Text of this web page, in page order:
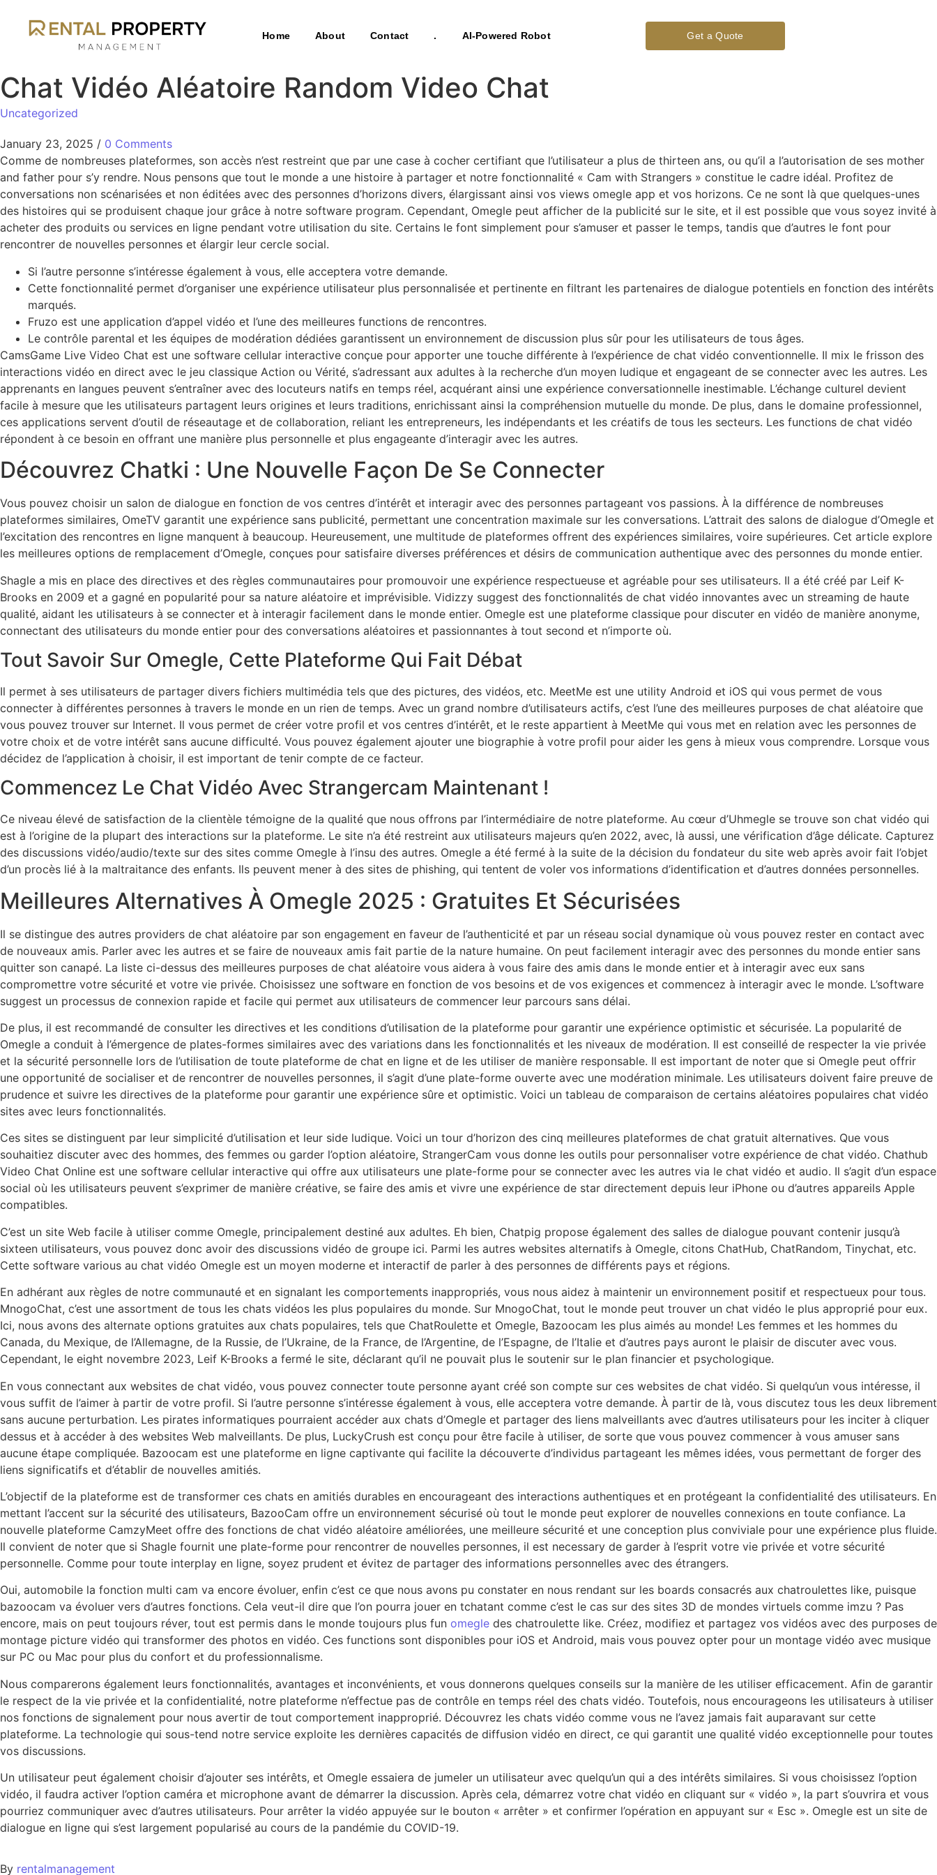
Home About Contact . AI-Powered Robot Get a Quote
Chat Vidéo Aléatoire Random Video Chat
Uncategorized
January 23, 2025 / 0 Comments
Comme de nombreuses plateformes, son accès n’est restreint que par une case à cocher certifiant que l’utilisateur a plus de thirteen ans, ou qu’il a l’autorisation de ses mother
and father pour s’y rendre. Nous pensons que tout le monde a une histoire à partager et notre fonctionnalité « Cam with Strangers » constitue le cadre idéal. Profitez de
conversations non scénarisées et non éditées avec des personnes d’horizons divers, élargissant ainsi vos views omegle app et vos horizons. Ce ne sont là que quelques-unes
des histoires qui se produisent chaque jour grâce à notre software program. Cependant, Omegle peut afficher de la publicité sur le site, et il est possible que vous soyez invité à
acheter des produits ou services en ligne pendant votre utilisation du site. Certains le font simplement pour s’amuser et passer le temps, tandis que d’autres le font pour
rencontrer de nouvelles personnes et élargir leur cercle social.
Si l’autre personne s’intéresse également à vous, elle acceptera votre demande.
Cette fonctionnalité permet d’organiser une expérience utilisateur plus personnalisée et pertinente en filtrant les partenaires de dialogue potentiels en fonction des intérêts
marqués.
Fruzo est une application d’appel vidéo et l’une des meilleures functions de rencontres.
Le contrôle parental et les équipes de modération dédiées garantissent un environnement de discussion plus sûr pour les utilisateurs de tous âges.
CamsGame Live Video Chat est une software cellular interactive conçue pour apporter une touche différente à l’expérience de chat vidéo conventionnelle. Il mix le frisson des
interactions vidéo en direct avec le jeu classique Action ou Vérité, s’adressant aux adultes à la recherche d’un moyen ludique et engageant de se connecter avec les autres. Les
apprenants en langues peuvent s’entraîner avec des locuteurs natifs en temps réel, acquérant ainsi une expérience conversationnelle inestimable. L’échange culturel devient
facile à mesure que les utilisateurs partagent leurs origines et leurs traditions, enrichissant ainsi la compréhension mutuelle du monde. De plus, dans le domaine professionnel,
ces applications servent d’outil de réseautage et de collaboration, reliant les entrepreneurs, les indépendants et les créatifs de tous les secteurs. Les functions de chat vidéo
répondent à ce besoin en offrant une manière plus personnelle et plus engageante d’interagir avec les autres.
Découvrez Chatki : Une Nouvelle Façon De Se Connecter
Vous pouvez choisir un salon de dialogue en fonction de vos centres d’intérêt et interagir avec des personnes partageant vos passions. À la différence de nombreuses
plateformes similaires, OmeTV garantit une expérience sans publicité, permettant une concentration maximale sur les conversations. L’attrait des salons de dialogue d’Omegle et
l’excitation des rencontres en ligne manquent à beaucoup. Heureusement, une multitude de plateformes offrent des expériences similaires, voire supérieures. Cet article explore
les meilleures options de remplacement d’Omegle, conçues pour satisfaire diverses préférences et désirs de communication authentique avec des personnes du monde entier.
Shagle a mis en place des directives et des règles communautaires pour promouvoir une expérience respectueuse et agréable pour ses utilisateurs. Il a été créé par Leif K-
Brooks en 2009 et a gagné en popularité pour sa nature aléatoire et imprévisible. Vidizzy suggest des fonctionnalités de chat vidéo innovantes avec un streaming de haute
qualité, aidant les utilisateurs à se connecter et à interagir facilement dans le monde entier. Omegle est une plateforme classique pour discuter en vidéo de manière anonyme,
connectant des utilisateurs du monde entier pour des conversations aléatoires et passionnantes à tout second et n’importe où.
Tout Savoir Sur Omegle, Cette Plateforme Qui Fait Débat
Il permet à ses utilisateurs de partager divers fichiers multimédia tels que des pictures, des vidéos, etc. MeetMe est une utility Android et iOS qui vous permet de vous
connecter à différentes personnes à travers le monde en un rien de temps. Avec un grand nombre d’utilisateurs actifs, c’est l’une des meilleures purposes de chat aléatoire que
vous pouvez trouver sur Internet. Il vous permet de créer votre profil et vos centres d’intérêt, et le reste appartient à MeetMe qui vous met en relation avec les personnes de
votre choix et de votre intérêt sans aucune difficulté. Vous pouvez également ajouter une biographie à votre profil pour aider les gens à mieux vous comprendre. Lorsque vous
décidez de l’application à choisir, il est important de tenir compte de ce facteur.
Commencez Le Chat Vidéo Avec Strangercam Maintenant !
Ce niveau élevé de satisfaction de la clientèle témoigne de la qualité que nous offrons par l’intermédiaire de notre plateforme. Au cœur d’Uhmegle se trouve son chat vidéo qui
est à l’origine de la plupart des interactions sur la plateforme. Le site n’a été restreint aux utilisateurs majeurs qu’en 2022, avec, là aussi, une vérification d’âge délicate. Capturez
des discussions vidéo/audio/texte sur des sites comme Omegle à l’insu des autres. Omegle a été fermé à la suite de la décision du fondateur du site web après avoir fait l’objet
d’un procès lié à la maltraitance des enfants. Ils peuvent mener à des sites de phishing, qui tentent de voler vos informations d’identification et d’autres données personnelles.
Meilleures Alternatives À Omegle 2025 : Gratuites Et Sécurisées
Il se distingue des autres providers de chat aléatoire par son engagement en faveur de l’authenticité et par un réseau social dynamique où vous pouvez rester en contact avec
de nouveaux amis. Parler avec les autres et se faire de nouveaux amis fait partie de la nature humaine. On peut facilement interagir avec des personnes du monde entier sans
quitter son canapé. La liste ci-dessus des meilleures purposes de chat aléatoire vous aidera à vous faire des amis dans le monde entier et à interagir avec eux sans
compromettre votre sécurité et votre vie privée. Choisissez une software en fonction de vos besoins et de vos exigences et commencez à interagir avec le monde. L’software
suggest un processus de connexion rapide et facile qui permet aux utilisateurs de commencer leur parcours sans délai.
De plus, il est recommandé de consulter les directives et les conditions d’utilisation de la plateforme pour garantir une expérience optimistic et sécurisée. La popularité de
Omegle a conduit à l’émergence de plates-formes similaires avec des variations dans les fonctionnalités et les niveaux de modération. Il est conseillé de respecter la vie privée
et la sécurité personnelle lors de l’utilisation de toute plateforme de chat en ligne et de les utiliser de manière responsable. Il est important de noter que si Omegle peut offrir
une opportunité de socialiser et de rencontrer de nouvelles personnes, il s’agit d’une plate-forme ouverte avec une modération minimale. Les utilisateurs doivent faire preuve de
prudence et suivre les directives de la plateforme pour garantir une expérience sûre et optimistic. Voici un tableau de comparaison de certains aléatoires populaires chat vidéo
sites avec leurs fonctionnalités.
Ces sites se distinguent par leur simplicité d’utilisation et leur side ludique. Voici un tour d’horizon des cinq meilleures plateformes de chat gratuit alternatives. Que vous
souhaitiez discuter avec des hommes, des femmes ou garder l’option aléatoire, StrangerCam vous donne les outils pour personnaliser votre expérience de chat vidéo. Chathub
Video Chat Online est une software cellular interactive qui offre aux utilisateurs une plate-forme pour se connecter avec les autres via le chat vidéo et audio. Il s’agit d’un espace
social où les utilisateurs peuvent s’exprimer de manière créative, se faire des amis et vivre une expérience de star directement depuis leur iPhone ou d’autres appareils Apple
compatibles.
C’est un site Web facile à utiliser comme Omegle, principalement destiné aux adultes. Eh bien, Chatpig propose également des salles de dialogue pouvant contenir jusqu’à
sixteen utilisateurs, vous pouvez donc avoir des discussions vidéo de groupe ici. Parmi les autres websites alternatifs à Omegle, citons ChatHub, ChatRandom, Tinychat, etc.
Cette software various au chat vidéo Omegle est un moyen moderne et interactif de parler à des personnes de différents pays et régions.
En adhérant aux règles de notre communauté et en signalant les comportements inappropriés, vous nous aidez à maintenir un environnement positif et respectueux pour tous.
MnogoChat, c’est une assortment de tous les chats vidéos les plus populaires du monde. Sur MnogoChat, tout le monde peut trouver un chat vidéo le plus approprié pour eux.
Ici, nous avons des alternate options gratuites aux chats populaires, tels que ChatRoulette et Omegle, Bazoocam les plus aimés au monde! Les femmes et les hommes du
Canada, du Mexique, de l’Allemagne, de la Russie, de l’Ukraine, de la France, de l’Argentine, de l’Espagne, de l’Italie et d’autres pays auront le plaisir de discuter avec vous.
Cependant, le eight novembre 2023, Leif K-Brooks a fermé le site, déclarant qu’il ne pouvait plus le soutenir sur le plan financier et psychologique.
En vous connectant aux websites de chat vidéo, vous pouvez connecter toute personne ayant créé son compte sur ces websites de chat vidéo. Si quelqu’un vous intéresse, il
vous suffit de l’aimer à partir de votre profil. Si l’autre personne s’intéresse également à vous, elle acceptera votre demande. À partir de là, vous discutez tous les deux librement
sans aucune perturbation. Les pirates informatiques pourraient accéder aux chats d’Omegle et partager des liens malveillants avec d’autres utilisateurs pour les inciter à cliquer
dessus et à accéder à des websites Web malveillants. De plus, LuckyCrush est conçu pour être facile à utiliser, de sorte que vous pouvez commencer à vous amuser sans
aucune étape compliquée. Bazoocam est une plateforme en ligne captivante qui facilite la découverte d’individus partageant les mêmes idées, vous permettant de forger des
liens significatifs et d’établir de nouvelles amitiés.
L’objectif de la plateforme est de transformer ces chats en amitiés durables en encourageant des interactions authentiques et en protégeant la confidentialité des utilisateurs. En
mettant l’accent sur la sécurité des utilisateurs, BazooCam offre un environnement sécurisé où tout le monde peut explorer de nouvelles connexions en toute confiance. La
nouvelle plateforme CamzyMeet offre des fonctions de chat vidéo aléatoire améliorées, une meilleure sécurité et une conception plus conviviale pour une expérience plus fluide.
Il convient de noter que si Shagle fournit une plate-forme pour rencontrer de nouvelles personnes, il est necessary de garder à l’esprit votre vie privée et votre sécurité
personnelle. Comme pour toute interplay en ligne, soyez prudent et évitez de partager des informations personnelles avec des étrangers.
Oui, automobile la fonction multi cam va encore évoluer, enfin c’est ce que nous avons pu constater en nous rendant sur les boards consacrés aux chatroulettes like, puisque
bazoocam va évoluer vers d’autres fonctions. Cela veut-il dire que l’on pourra jouer en tchatant comme c’est le cas sur des sites 3D de mondes virtuels comme imzu ? Pas
encore, mais on peut toujours réver, tout est permis dans le monde toujours plus fun omegle des chatroulette like. Créez, modifiez et partagez vos vidéos avec des purposes de
montage picture vidéo qui transformer des photos en vidéo. Ces functions sont disponibles pour iOS et Android, mais vous pouvez opter pour un montage vidéo avec musique
sur PC ou Mac pour plus du confort et du professionnalisme.
Nous comparerons également leurs fonctionnalités, avantages et inconvénients, et vous donnerons quelques conseils sur la manière de les utiliser efficacement. Afin de garantir
le respect de la vie privée et la confidentialité, notre plateforme n’effectue pas de contrôle en temps réel des chats vidéo. Toutefois, nous encourageons les utilisateurs à utiliser
nos fonctions de signalement pour nous avertir de tout comportement inapproprié. Découvrez les chats vidéo comme vous ne l’avez jamais fait auparavant sur cette
plateforme. La technologie qui sous-tend notre service exploite les dernières capacités de diffusion vidéo en direct, ce qui garantit une qualité vidéo exceptionnelle pour toutes
vos discussions.
Un utilisateur peut également choisir d’ajouter ses intérêts, et Omegle essaiera de jumeler un utilisateur avec quelqu’un qui a des intérêts similaires. Si vous choisissez l’option
vidéo, il faudra activer l’option caméra et microphone avant de démarrer la discussion. Après cela, démarrez votre chat vidéo en cliquant sur « vidéo », la part s’ouvrira et vous
pourriez communiquer avec d’autres utilisateurs. Pour arrêter la vidéo appuyée sur le bouton « arrêter » et confirmer l’opération en appuyant sur « Esc ». Omegle est un site de
dialogue en ligne qui s’est largement popularisé au cours de la pandémie du COVID-19.
By rentalmanagement